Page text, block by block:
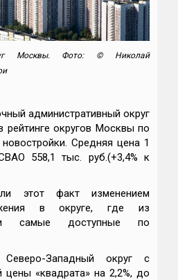
Москвы. Фото: © Николай
административный округ
рейтинге округов Москвы по
Средняя цена 1
558,1 тыс. руб.(+3,4% к
этот факт изменением
в округе, где из
самые доступные по
Западный округ с
цены «квадрата» на 2,2%, до